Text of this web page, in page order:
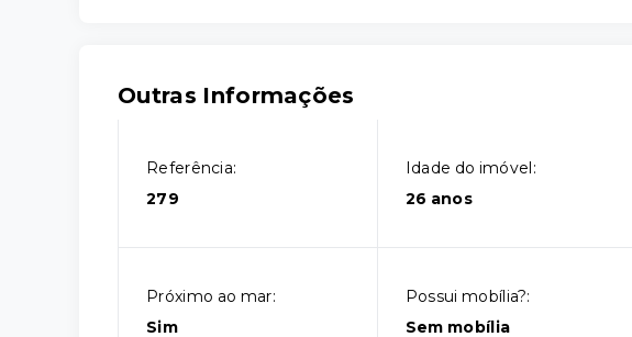
Outras Informações
Referência:
279
Idade do imóvel:
26 anos
Próximo ao mar:
Sim
Possui mobília?:
Sem mobília